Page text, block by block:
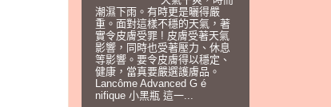
潮濕下雨。有時更是曬得嚴
重。面對這樣不穩的天氣，著
實令皮膚受罪 ! 皮膚受著天氣
影響，同時也受著壓力、休息
等影響。要令皮膚得以穩定、
健康，當真要嚴選護膚品。
Lancôme Advanced G é
nifique 小黑瓶 這一...